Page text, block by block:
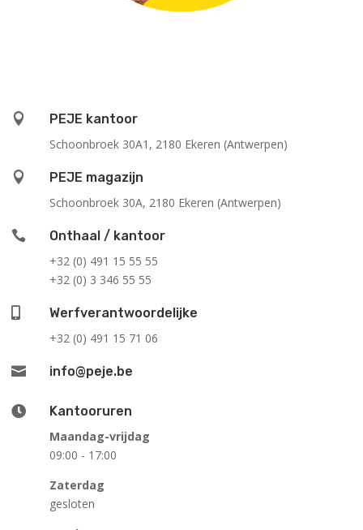

PEJE kantoor
Schoonbroek 30A1, 2180 Ekeren (Antwerpen)

PEJE magazijn
Schoonbroek 30A, 2180 Ekeren (Antwerpen)

Onthaal / kantoor
+32 (0) 491 15 55 55
+32 (0) 3 346 55 55
Werfverantwoordelijke
+32 (0) 491 15 71 06
 info@peje.be

Kantooruren
Maandag-vrijdag
09:00 - 17:00
Zaterdag
gesloten